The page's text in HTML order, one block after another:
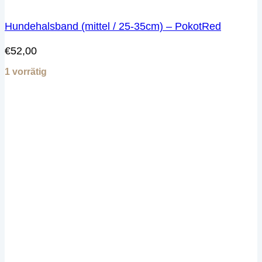
Hundehalsband (mittel / 25-35cm) – PokotRed
€52,00
1 vorrätig